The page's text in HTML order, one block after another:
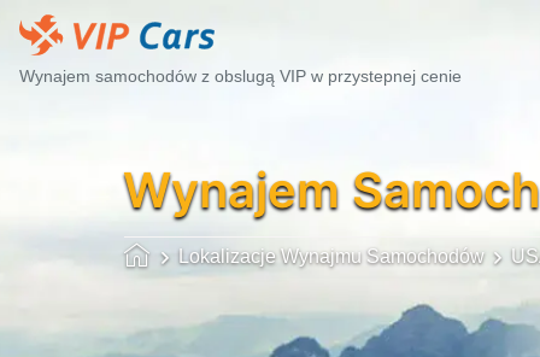
Wynajem samochodów z obslugą VIP w przystepnej cenie
Wynajem
Lokalizacje Wynajmu Samochodów